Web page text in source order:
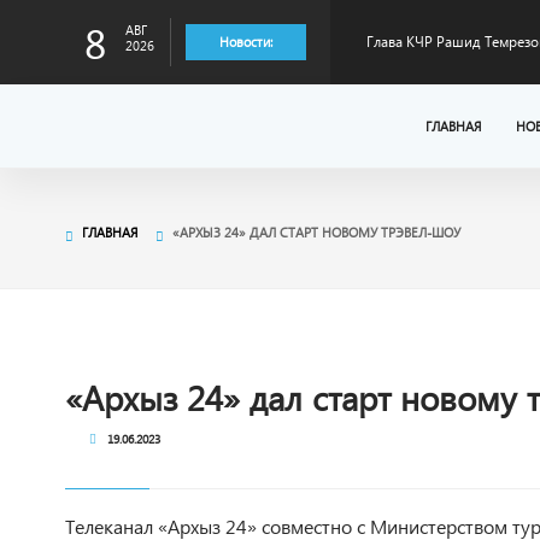
8
АВГ
2026
Новости: Глава КЧР Рашид
лидера страны в
Глава КЧР Рашид
ГЛАВНАЯ
ГЛАВНАЯ «АРХЫЗ 24» ДАЛ СТАРТ НОВОМУ ТРЭВЕЛ-ШОУ
«Архыз 24» дал старт новому
19.06.2023
Телеканал «Архыз 24» совместно с Министерством